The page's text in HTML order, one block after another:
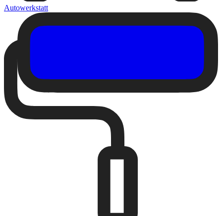
Autowerkstatt